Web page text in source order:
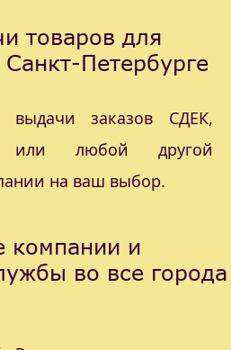
товаров для
Петербурге
выдачи заказов СДЕК,
или любой другой
на ваш выбор.
компании и
во все города